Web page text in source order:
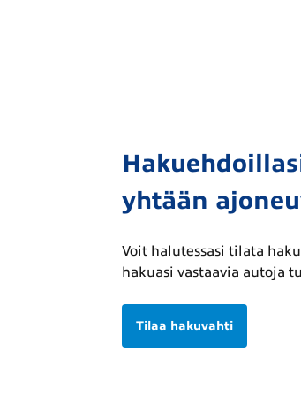
yhtään
Voit halutessasi tilata
hakuasi vastaavia autoja
Tilaa hakuvahti